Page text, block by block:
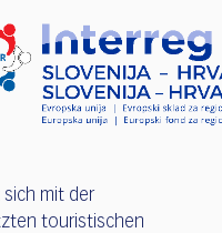
sich mit der
touristischen